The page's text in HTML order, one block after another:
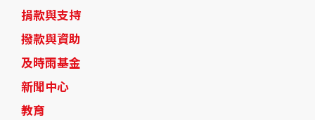
捐款與支持
撥款與資助
及時雨基金
新聞中心
教育